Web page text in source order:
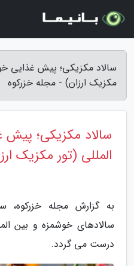
سالاد مکزیکی؛ پیش غذایی
مکزیک ارزان) - مجله خزرکوه
سالاد مکزیکی؛
المللی (تور مکزیک
به گزارش مجله خزرکوه،
سالادهای خوشمزه و بین
درست می گردد.